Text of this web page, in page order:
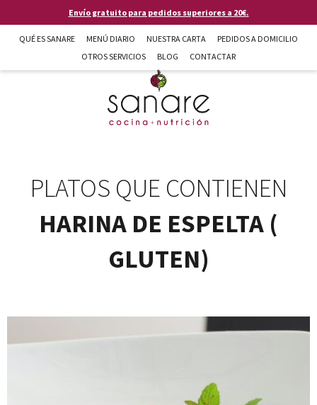
Pasar al contenido principalEnvío gratuito para pedidos superiores a 20€.
QUÉ ES SANARE MENÚ DIARIO NUESTRA CARTA
PEDIDOS A DOMICILIO
OTROS SERVICIOS
BLOG CONTACTAR
Sanare cocina + nutrición en Almería
PLATOS QUE CONTIENEN
HARINA DE ESPELTA (
GLUTEN)